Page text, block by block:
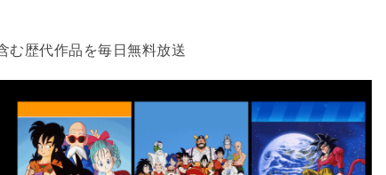
む歴代作品を毎日無料放送